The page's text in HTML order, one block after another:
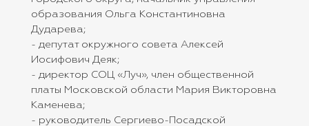
образования Ольга Константиновна
Дударева;
- депутат окружного совета Алексей
Иосифович Деяк;
- директор СОЦ «Луч», член общественной
платы Московской области Мария Викторовна
Каменева;
- руководитель Сергиево-Посадской